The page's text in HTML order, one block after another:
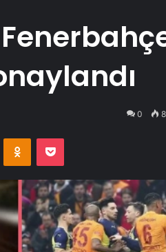
0 8
Odnoklassniki
Pocket